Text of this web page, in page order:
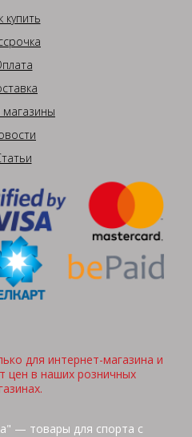
купить
для интернет-магазина и
цен в наших розничных
— товары для спорта с